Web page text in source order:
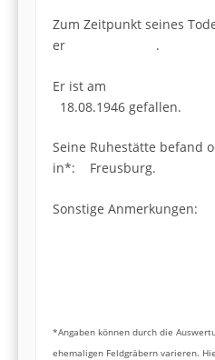
Zum Zeitpunkt seines
er .
Er
18.08.1946 gefallen.
Seine Ruhestätte befand
in*: Freusburg.
Sonstige Anmerkungen:
*Angaben können durch die
ehemaligen Feldgräbern varieren.